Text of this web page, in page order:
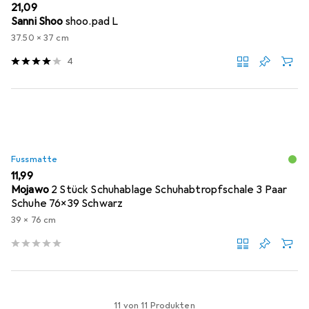
EUR
21,09
Sanni Shoo shoo.pad L
37.50 x 37 cm
4
Fussmatte
EUR
11,99
Mojawo 2 Stück Schuhablage Schuhabtropfschale 3 Paar
Schuhe 76x39 Schwarz
39 x 76 cm
11 von 11 Produkten